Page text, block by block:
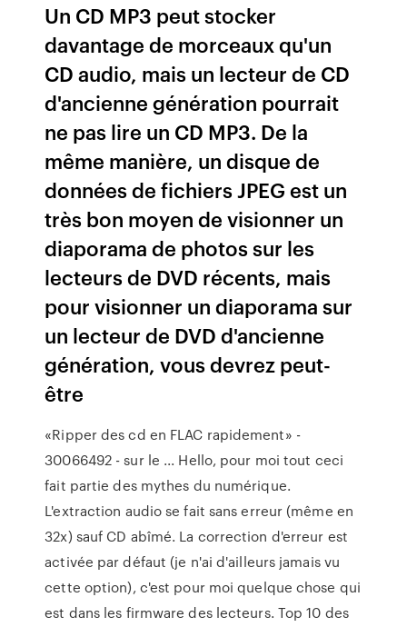
Un CD MP3 peut stocker
davantage de morceaux qu'un
CD audio, mais un lecteur de CD
d'ancienne génération pourrait
ne pas lire un CD MP3. De la
même manière, un disque de
données de fichiers JPEG est un
très bon moyen de visionner un
diaporama de photos sur les
lecteurs de DVD récents, mais
pour visionner un diaporama sur
un lecteur de DVD d'ancienne
génération, vous devrez peut-
être
«Ripper des cd en FLAC rapidement» -
30066492 - sur le ... Hello, pour moi tout ceci
fait partie des mythes du numérique.
L'extraction audio se fait sans erreur (même en
32x) sauf CD abîmé. La correction d'erreur est
activée par défaut (je n'ai d'ailleurs jamais vu
cette option), c'est pour moi quelque chose qui
est dans les firmware des lecteurs. Top 10 des